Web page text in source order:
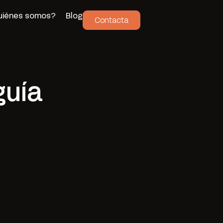
somos? Blog Contacta